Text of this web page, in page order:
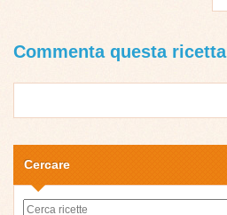
Commenta questa ricetta
Cercare